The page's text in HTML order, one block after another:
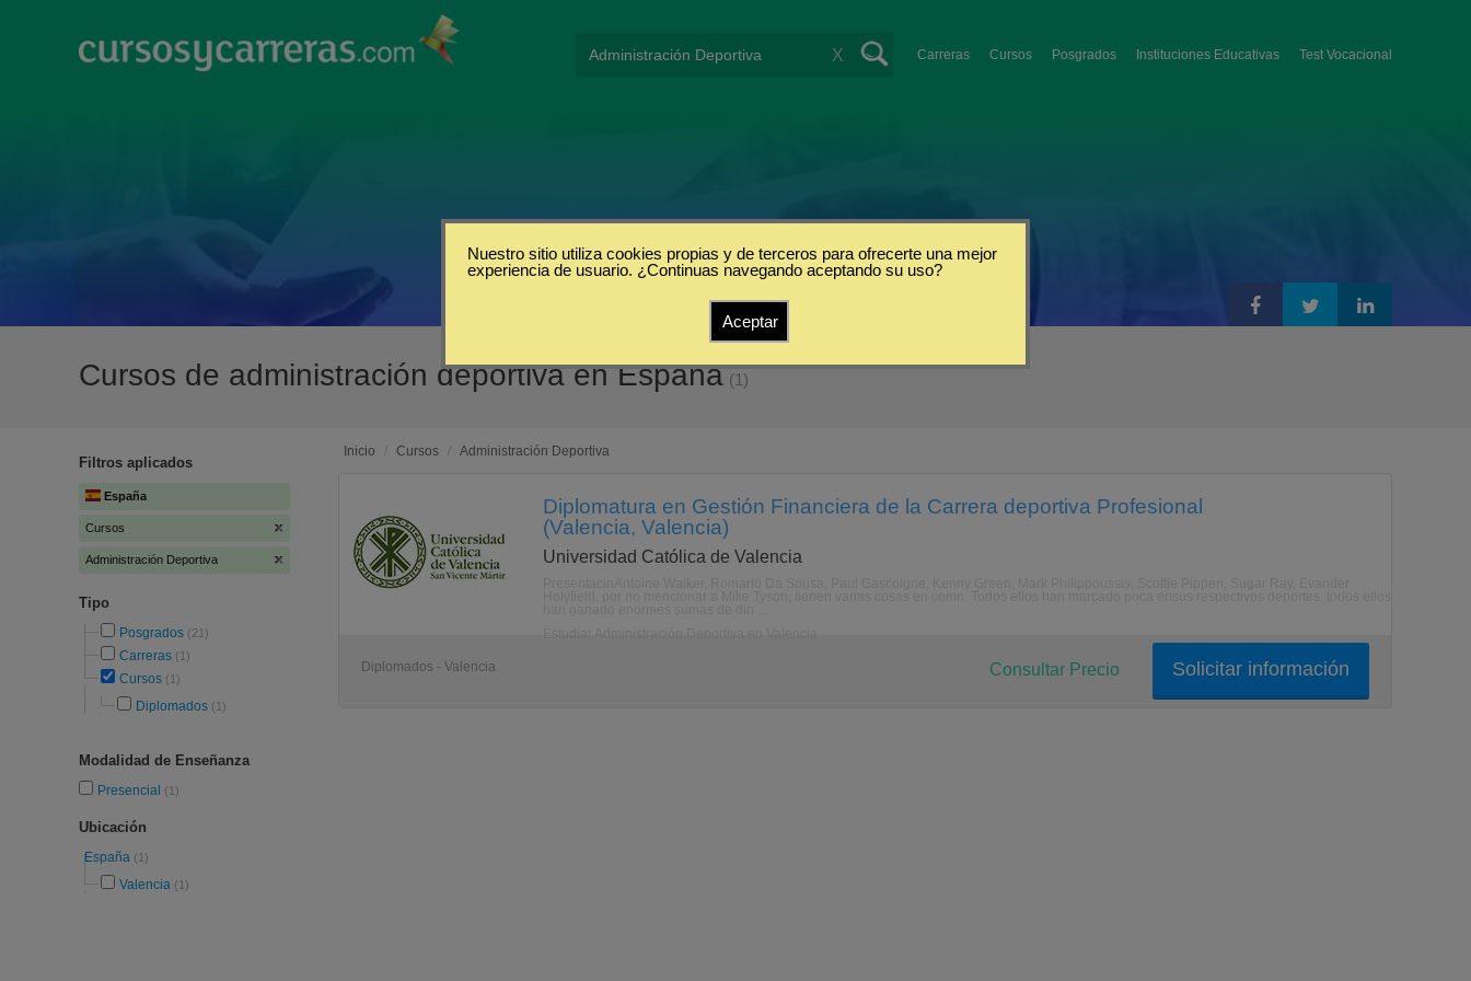
Carreras Cursos Posgrados Instituciones Educativas Test Vocacional
X
Cursos de administración deportiva en España (1)
Filtros aplicados
España
Cursos
Administración Deportiva
Tipo
Posgrados (21)
Carreras (1)
Cursos (1)
Diplomados (1)
Modalidad de Enseñanza
Presencial (1)
Ubicación
España (1)
Valencia (1)
Inicio / Cursos / Administración Deportiva
Diplomatura en Gestión Financiera de la Carrera deportiva Profesional
(Valencia, Valencia)
Universidad Católica de Valencia
Diplomados - Valencia Solicitar información
Consultar Precio
Nuestro sitio utiliza cookies propias y de terceros para ofrecerte una mejor
experiencia de usuario. ¿Continuas navegando aceptando su uso?
Aceptar